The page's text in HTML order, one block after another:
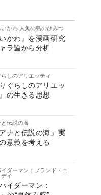
かわ 人魚の島のひみつ
いかわ』を漫画研究
ラ論から分析
しのアリエッティ
りぐらしのアリエッ
の生きる思想
伝説の海
アナと伝説の海』実
意義を考える
イダーマン：ブランド・ニ
イ
イダーマン：